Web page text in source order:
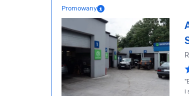
Promowany
i